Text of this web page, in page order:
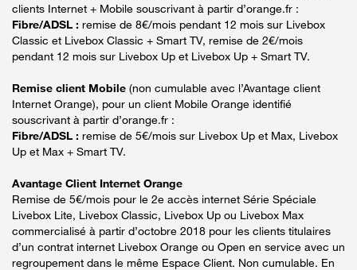
clients Internet + Mobile souscrivant à partir d’orange.fr :
Fibre/ADSL : remise de 8€/mois pendant 12 mois sur Livebox
Classic et Livebox Classic + Smart TV, remise de 2€/mois
pendant 12 mois sur Livebox Up et Livebox Up + Smart TV.
Remise client Mobile (non cumulable avec l’Avantage client
Internet Orange), pour un client Mobile Orange identifié
souscrivant à partir d’orange.fr :
Fibre/ADSL : remise de 5€/mois sur Livebox Up et Max, Livebox
Up et Max + Smart TV.
Avantage Client Internet Orange
Remise de 5€/mois pour le 2e accès internet Série Spéciale
Livebox Lite, Livebox Classic, Livebox Up ou Livebox Max
commercialisé à partir d’octobre 2018 pour les clients titulaires
d’un contrat internet Livebox Orange ou Open en service avec un
regroupement dans le même Espace Client. Non cumulable. En